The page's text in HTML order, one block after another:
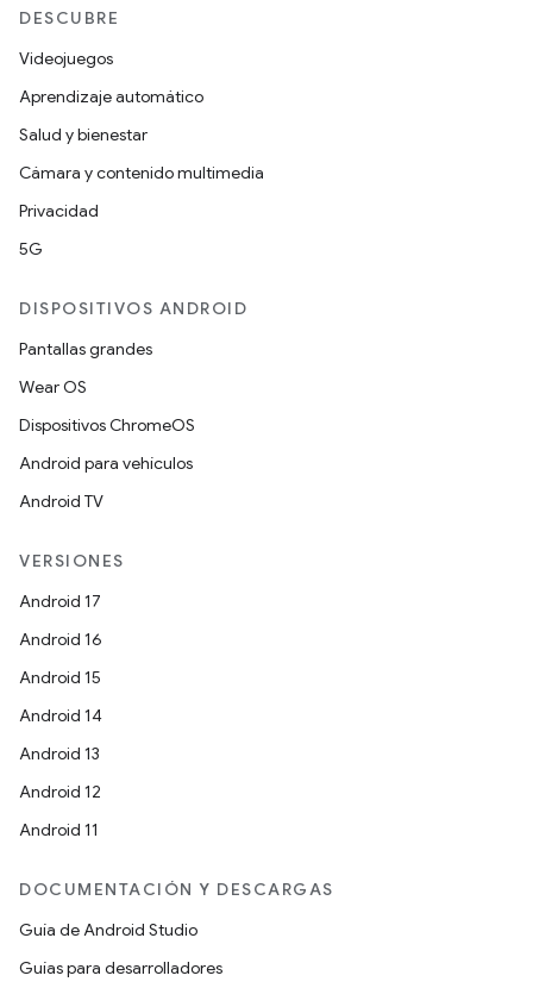
DESCUBRE
Videojuegos
Aprendizaje automático
Salud y bienestar
Cámara y contenido multimedia
Privacidad
5G
DISPOSITIVOS ANDROID
Pantallas grandes
Wear OS
Dispositivos ChromeOS
Android para vehículos
Android TV
VERSIONES
Android 17
Android 16
Android 15
Android 14
Android 13
Android 12
Android 11
DOCUMENTACIÓN Y DESCARGAS
Guía de Android Studio
Guías para desarrolladores